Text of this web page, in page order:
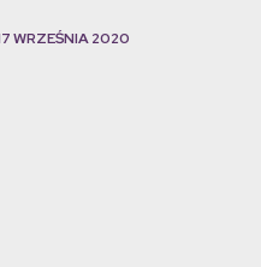
WRZEŚNIA 2020